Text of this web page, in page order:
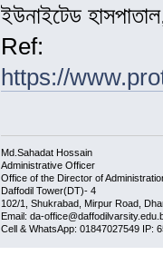
ইউনাইটেড
Ref:
https://
Md.Sahadat Hossain
Administrative Officer
Office of the Director of
Daffodil Tower(DT)- 4
102/1, Shukrabad, Mirpur Road,
Email: da-
Cell & WhatsApp: 01847027549 IP: